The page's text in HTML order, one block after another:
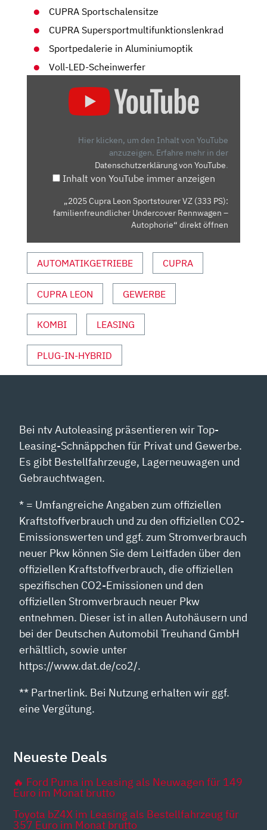
CUPRA Sportschalensitze
CUPRA Supersportmultifunktionslenkrad
Sportpedalerie in Aluminiumoptik
Voll-LED-Scheinwerfer
FAMILIENFREUNDLICHER
UNDERCOVER
RENNWAGEN
VON
YOUTUBE
ANZEIGEN
Hier klicken, um den Inhalt von YouTube
anzuzeigen. Erfahre mehr in der
Datenschutzerklärung von YouTube.
Inhalt von YouTube immer anzeigen
„2025 Cupra Leon Sportstourer VZ (333 PS):
familienfreundlicher Undercover Rennwagen –
Autophorie“ direkt öffnen
AUTOMATIKGETRIEBE CUPRA
CUPRA LEON GEWERBE
KOMBI LEASING
PLUG-IN-HYBRID
Bei ntv Autoleasing präsentieren wir Top-
Leasing-Schnäppchen für Privat und Gewerbe.
Es gibt Bestellfahrzeuge, Lagerneuwagen und
Gebrauchtwagen.
* = Umfangreiche Angaben zum offiziellen
Kraftstoffverbrauch und zu den offiziellen CO2-
Emissionswerten und ggf. zum Stromverbrauch
neuer Pkw können Sie dem Leitfaden über den
offiziellen Kraftstoffverbrauch, die offiziellen
spezifischen CO2-Emissionen und den
offiziellen Stromverbrauch neuer Pkw
entnehmen. Dieser ist in allen Autohäusern und
bei der Deutschen Automobil Treuhand GmbH
erhältlich, sowie unter
https://www.dat.de/co2/.
** Partnerlink. Bei Nutzung erhalten wir ggf.
eine Vergütung.
Neueste Deals
🔥 Ford Puma im Leasing als Neuwagen für 149
Euro im Monat brutto
Toyota bZ4X im Leasing als Bestellfahrzeug für
357 Euro im Monat brutto